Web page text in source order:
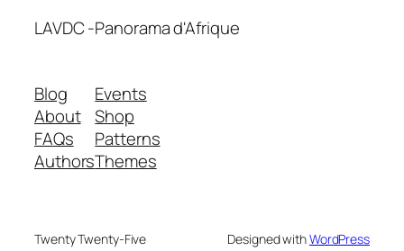
LAVDC -Panorama d'Afrique
Blog
About
FAQs
Authors
Events
Shop
Patterns
Themes
Twenty Twenty-Five Designed withWordPress